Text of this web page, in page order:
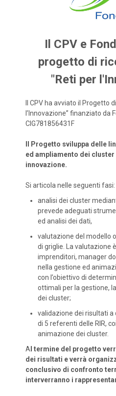
Il CPV e
progetto di
"Reti per
Il CPV ha avviato il Progetto
l’Innovazione” finanziato da
CIG781856431F
Il Progetto sviluppa delle
ed ampliamento dei
innovazione.
Si articola nelle seguenti fasi:
analisi dei cluster
prevede adeguati
ed analisi dei dati,
valutazione del modello
di griglie. La valutazione
imprenditori, manager
nella gestione ed
con l’obiettivo di
ottimali per la gestione,
dei cluster;
validazione dei risultati
di 5 referenti delle RIR,
animazione dei cluster.
A l termine del progetto
dei risultati e verrà
conclusivo di confronto
interverranno i